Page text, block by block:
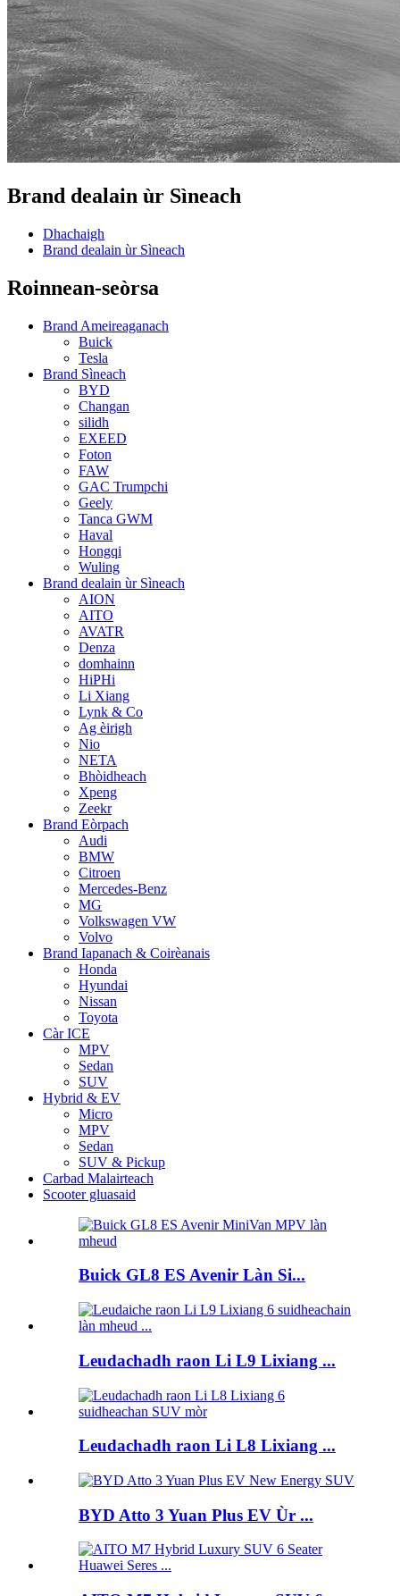
Brand dealain ùr Sìneach
Dhachaigh
Brand dealain ùr Sìneach
Roinnean-seòrsa
Brand Ameireaganach
Buick
Tesla
Brand Sìneach
BYD
Changan
silidh
EXEED
Foton
FAW
GAC Trumpchi
Geely
Tanca GWM
Haval
Hongqi
Wuling
Brand dealain ùr Sìneach
AION
AITO
AVATR
Denza
domhainn
HiPHi
Li Xiang
Lynk & Co
Ag èirigh
Nio
NETA
Bhòidheach
Xpeng
Zeekr
Brand Eòrpach
Audi
BMW
Citroen
Mercedes-Benz
MG
Volkswagen VW
Volvo
Brand Iapanach & Coirèanais
Honda
Hyundai
Nissan
Toyota
Càr ICE
MPV
Sedan
SUV
Hybrid & EV
Micro
MPV
Sedan
SUV & Pickup
Carbad Malairteach
Scooter gluasaid
Buick GL8 ES Avenir Làn Si...
Leudachadh raon Li L9 Lixiang ...
Leudachadh raon Li L8 Lixiang ...
BYD Atto 3 Yuan Plus EV Ùr ...